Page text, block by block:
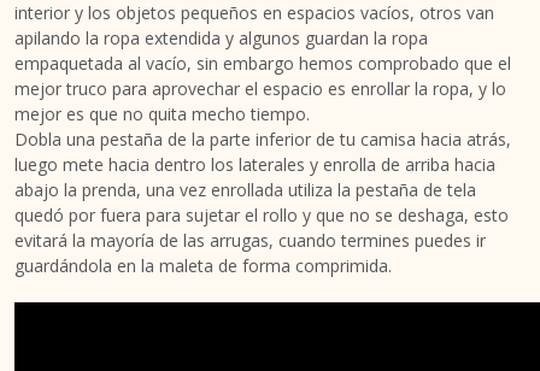
interior y los objetos pequeños en espacios vacíos, otros van
apilando la ropa extendida y algunos guardan la ropa
empaquetada al vacío, sin embargo hemos comprobado que el
mejor truco para aprovechar el espacio es enrollar la ropa, y lo
mejor es que no quita mecho tiempo.
Dobla una pestaña de la parte inferior de tu camisa hacia atrás,
luego mete hacia dentro los laterales y enrolla de arriba hacia
abajo la prenda, una vez enrollada utiliza la pestaña de tela
quedó por fuera para sujetar el rollo y que no se deshaga, esto
evitará la mayoría de las arrugas, cuando termines puedes ir
guardándola en la maleta de forma comprimida.